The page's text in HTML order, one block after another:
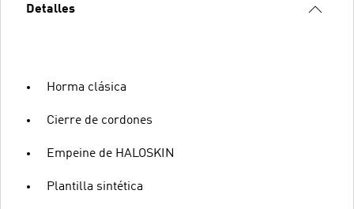
Detalles
Horma clásica
Cierre de cordones
Empeine de HALOSKIN
Plantilla sintética